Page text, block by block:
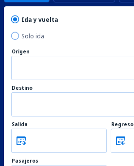
Ida y vuelta
Solo ida
Origen
Destino
Salida Regreso
Pasajeros